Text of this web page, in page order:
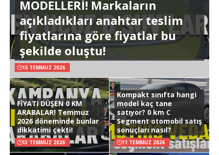
MODELLERİ! Markaların
açıkladıkları anahtar teslim
fiyatlarına göre fiyatlar bu
şekilde oluştu!
15 TEMMUZ 2026
FİYATI DÜŞEN 0 KM
ARABALAR! Temmuz
2026 döneminde bunlar
dikkatimi çekti!
13 TEMMUZ 2026
Kompakt sınıfta hangi
model kaç tane
satıyor? 0 km C
Segment otomobil satış
sonuçları nasıl?
11 TEMMUZ 2026